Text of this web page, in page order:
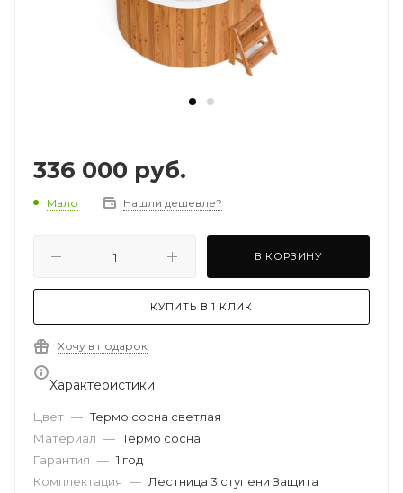
336 000 руб.
Мало Нашли дешевле?
В КОРЗИНУ
КУПИТЬ В 1 КЛИК
Хочу в подарок
Характеристики
Цвет — Термо сосна светлая
Материал — Термо сосна
Гарантия — 1 год
Комплектация — Лестница 3 ступени Защита